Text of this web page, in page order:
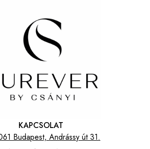
KAPCSOLAT
Budapest, Andrássy út 31.